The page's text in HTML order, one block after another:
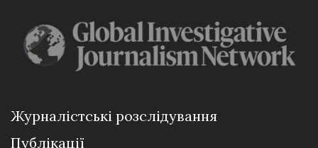
Журналістські розслідування
Публікації